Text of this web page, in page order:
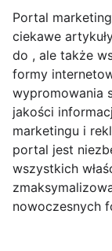
Portal
ciekawe
do , ale także
formy
wypromowania
jakości
marketingu i
portal jest
wszystkich
nowoczesnych